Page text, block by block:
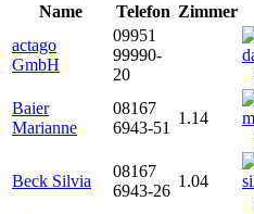
Name
Telefon Zimmer
actago
GmbH
09951
99990-
20
Baier
Marianne
08167
6943-51
1.14
Beck Silvia
08167
6943-26
1.04